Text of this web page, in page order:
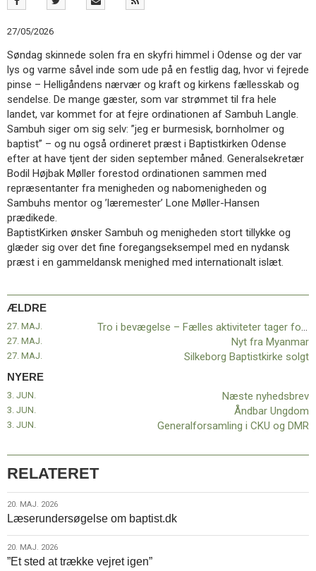
11.0:
Kalender
13.0:
Værktøjskassen
14.0:
Mission
15.0:
Om
BaptistKirken
16.0:
Kontakt
Næste
indlæg:
Næste
nyhedsbrevForrige
indlæg:
Tro
bevægelse
Fælles
aktiviteter
form
efteråret
2026
27/05/2026
Søndag skinnede solen fra en skyfri himmel i Odense og der var
lys og varme såvel inde som ude på en festlig dag, hvor vi fejrede
pinse – Helligåndens nærvær og kraft og kirkens fællesskab og
sendelse. De mange gæster, som var strømmet til fra hele
landet, var kommet for at fejre ordinationen af Sambuh Langle.
Sambuh siger om sig selv: ”jeg er burmesisk, bornholmer og
baptist” – og nu også ordineret præst i Baptistkirken Odense
efter at have tjent der siden september måned. Generalsekretær
Bodil Højbak Møller forestod ordinationen sammen med
repræsentanter fra menigheden og nabomenigheden og
Sambuhs mentor og ’læremester’ Lone Møller-Hansen
prædikede.
BaptistKirken ønsker Sambuh og menigheden stort tillykke og
glæder sig over det fine foregangseksempel med en nydansk
præst i en gammeldansk menighed med internationalt islæt.
ÆLDRE
27. MAJ. Tro i bevægelse – Fælles aktiviteter tager form i efteråret 2026
27. MAJ. Nyt fra Myanmar
27. MAJ. Silkeborg Baptistkirke solgt
NYERE
Næste nyhedsbrev
3. JUN.
Åndbar Ungdom
3. JUN.
Generalforsamling i CKU og DMR
3. JUN.
RELATERET
20.
maj.
2026
20. MAJ. 2026
Læserundersøgelse om baptist.dk
20.
maj.
20. MAJ. 2026
”Et sted at trække vejret igen”